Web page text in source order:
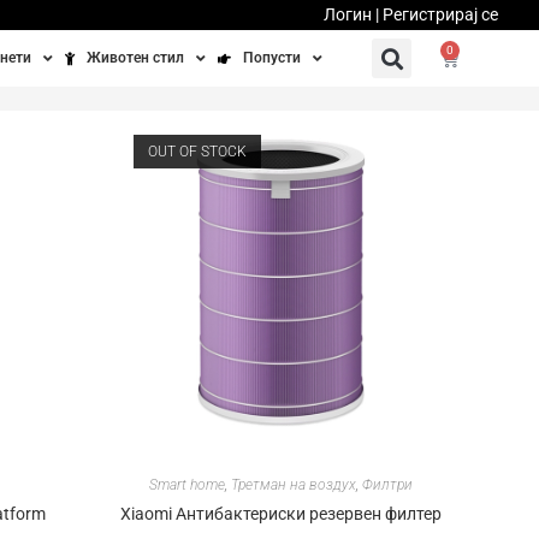
Логин | Регистрирај се
Животен стил
Патување
Убавина и здравје
Домашни миленици
Попусти 0
OUT OF STOCK
Smart home, Третман на воздух, Филтри
Xiaomi Антибактериски резервен филтер